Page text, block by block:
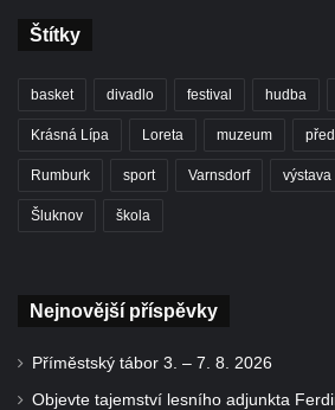
Štítky
basket divadlo festival hudba
Krásná Lípa Loreta muzeum
Rumburk sport Varnsdorf výstava
Šluknov škola
Nejnovější příspěvky
Příměstský tábor 3. – 7. 8. 2026
Objevte tajemství lesního adjunkta